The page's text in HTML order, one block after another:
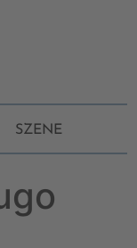
SZENE